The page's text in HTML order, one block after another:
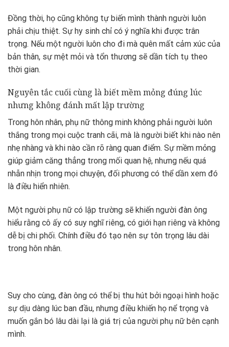
Đồng thời, họ cũng không tự biến mình thành người luôn
phải chịu thiệt. Sự hy sinh chỉ có ý nghĩa khi được trân
trọng. Nếu một người luôn cho đi mà quên mất cảm xúc của
bản thân, sự mệt mỏi và tổn thương sẽ dần tích tụ theo
thời gian.
Nguyên tắc cuối cùng là biết mềm mỏng đúng lúc
nhưng không đánh mất lập trường
Trong hôn nhân, phụ nữ thông minh không phải người luôn
thắng trong mọi cuộc tranh cãi, mà là người biết khi nào nên
nhẹ nhàng và khi nào cần rõ ràng quan điểm. Sự mềm mỏng
giúp giảm căng thẳng trong mối quan hệ, nhưng nếu quá
nhẫn nhịn trong mọi chuyện, đối phương có thể dần xem đó
là điều hiển nhiên.
Một người phụ nữ có lập trường sẽ khiến người đàn ông
hiểu rằng cô ấy có suy nghĩ riêng, có giới hạn riêng và không
dễ bị chi phối. Chính điều đó tạo nên sự tôn trọng lâu dài
trong hôn nhân.
Suy cho cùng, đàn ông có thể bị thu hút bởi ngoại hình hoặc
sự dịu dàng lúc ban đầu, nhưng điều khiến họ nể trọng và
muốn gắn bó lâu dài lại là giá trị của người phụ nữ bên cạnh
mình.